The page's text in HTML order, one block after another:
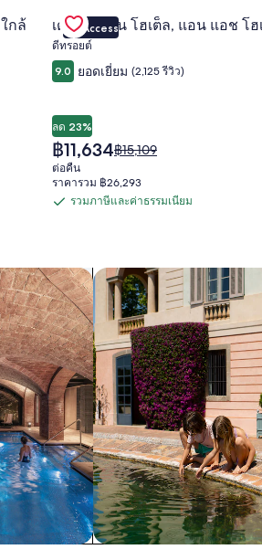
กล้
เมนต์ตกแต่งพร้อม ใกล้ นอร์ธไซด์
Gallery
Carousel
VIP Access
เดอะ ไซเรน โฮเต็ล, แอน แอช โฮ
ดีทรอยต์
9.0 ยอดเยี่ยม (2,125 รีวิว)
ลด 23%
ราคา
ปัจจุบัน
คือ
฿11,634
฿11,634ราคา
คือ
฿15,109
เติม
เกี่ยว
กับ
ราคา
เดิม
฿15,109
ต่อคืน
ราคารวม ฿26,293
รวม
ค่า
ธรรมเนียม
รวมภาษีและค่าธรรมเนียม
ตรวจสอบดีลสำหรับ เดอะ ไซเรน
ค้นหาที่พักที่เหมาะสำหรับค